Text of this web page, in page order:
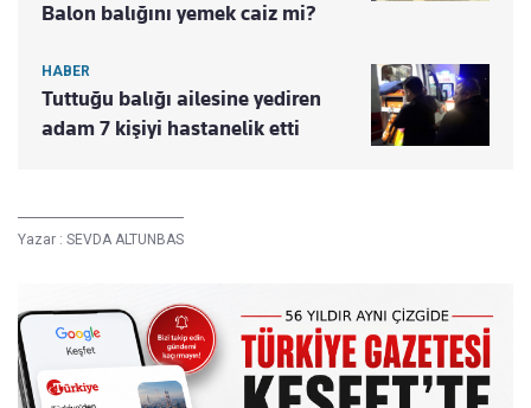
Balon balığını yemek caiz mi?
HABER
Tuttuğu balığı ailesine yediren
adam 7 kişiyi hastanelik etti
Yazar : SEVDA ALTUNBAS